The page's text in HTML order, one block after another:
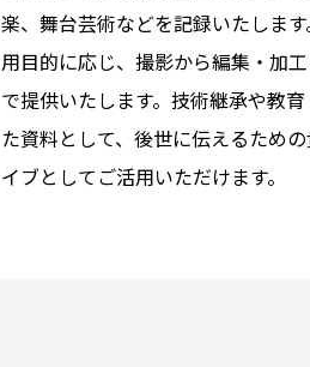
楽、舞台芸術などを記録いたしま
用目的に応じ、撮影から編集・加
で提供いたします。技術継承や教
た資料として、後世に伝えるため
イブとしてご活用いただけます。